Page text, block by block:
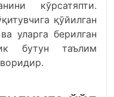
кўрсатяпти.
қўйилган
уларга берилган
бутун таълим